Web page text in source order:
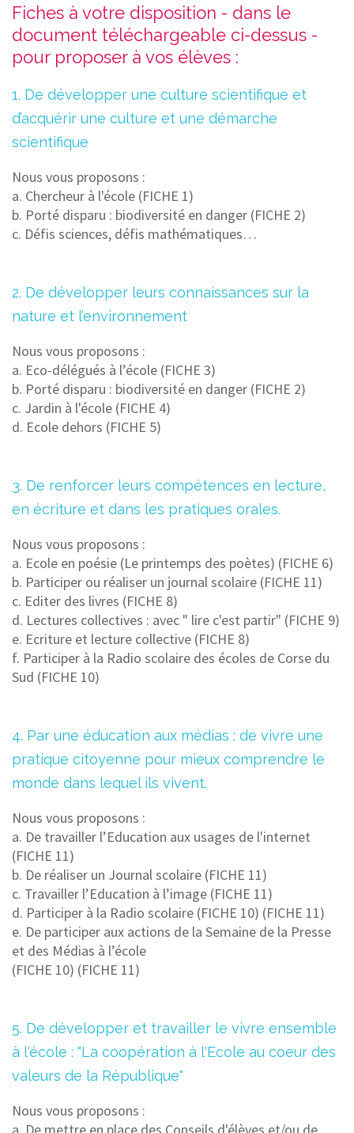
Fiches à votre disposition - dans le
document téléchargeable ci-dessus -
pour proposer à vos élèves :
1. De développer une culture scientifique et
d’acquérir une culture et une démarche
scientifique
Nous vous proposons :
a. Chercheur à l'école (FICHE 1)
b. Porté disparu : biodiversité en danger (FICHE 2)
c. Défis sciences, défis mathématiques…
2. De développer leurs connaissances sur la
nature et l’environnement
Nous vous proposons :
a. Eco-délégués à l’école (FICHE 3)
b. Porté disparu : biodiversité en danger (FICHE 2)
c. Jardin à l'école (FICHE 4)
d. Ecole dehors (FICHE 5)
3. De renforcer leurs compétences en lecture,
en écriture et dans les pratiques orales.
Nous vous proposons :
a. Ecole en poésie (Le printemps des poètes) (FICHE 6)
b. Participer ou réaliser un journal scolaire (FICHE 11)
c. Editer des livres (FICHE 8)
d. Lectures collectives : avec " lire c'est partir" (FICHE 9)
e. Ecriture et lecture collective (FICHE 8)
f. Participer à la Radio scolaire des écoles de Corse du
Sud (FICHE 10)
4. Par une éducation aux médias : de vivre une
pratique citoyenne pour mieux comprendre le
monde dans lequel ils vivent.
Nous vous proposons :
a. De travailler l’Education aux usages de l'internet
(FICHE 11)
b. De réaliser un Journal scolaire (FICHE 11)
c. Travailler l’Education à l’image (FICHE 11)
d. Participer à la Radio scolaire (FICHE 10) (FICHE 11)
e. De participer aux actions de la Semaine de la Presse
et des Médias à l’école
(FICHE 10) (FICHE 11)
5. De développer et travailler le vivre ensemble
à l'école : "La coopération à l'Ecole au coeur des
valeurs de la République"
Nous vous proposons :